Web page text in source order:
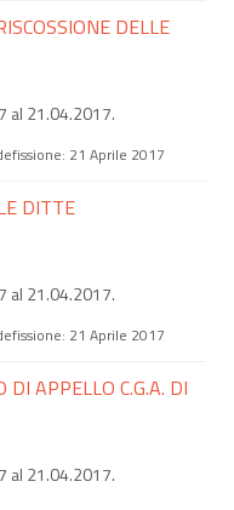
DELLE
al 21.04.2017.
21 Aprile 2017
DITTE
al 21.04.2017.
21 Aprile 2017
DI APPELLO C.G.A. DI
al 21.04.2017.